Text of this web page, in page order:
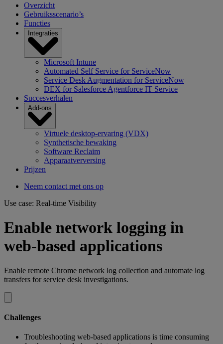
Overzicht
Gebruiksscenario’s
Functies
Integraties
Microsoft Intune
Automated Self Service for ServiceNow
Service Desk Augmentation for ServiceNow
DEX for Salesforce Agentforce IT Service
Succesverhalen
Add-ons
Virtuele desktop-ervaring (VDX)
Synthetische bewaking
Software Reclaim
Apparaatverversing
Prijzen
Neem contact met ons op
Use case: Real-time Visibility
Enable network logging in
web-based applications
Enable remote Chrome network log collection and automate log
transfers for service desk investigations.
Challenges
Troubleshooting web-based applications is time consuming